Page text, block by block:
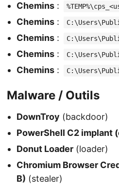
Chemins :
Chemins :
Chemins :
Chemins :
Chemins :
Malware / Outils
DownTroy (backdoor)
PowerShell C2 implant
Donut Loader (loader)
Chromium Browser
B) (stealer)